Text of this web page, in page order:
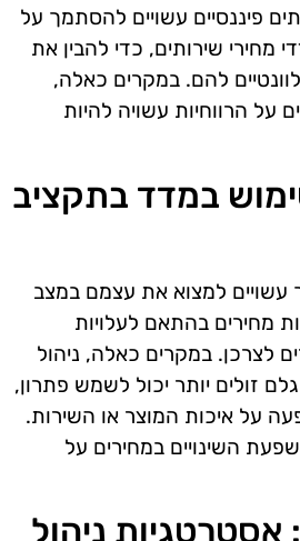
פיננסיים עשויים להסתמך על
מחירי שירותים, כדי להבין את
להם. במקרים כאלה,
על הרווחיות עשויה להיות
במדד בתקציב
עשויים למצוא את עצמם במצב
מחירים בהתאם לעלויות
לצרכן. במקרים כאלה, ניהול
זולים יותר יכול לשמש פתרון,
על איכות המוצר או השירות.
השינויים במחירים על
ניהול